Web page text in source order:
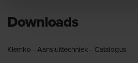
Downloads
Klemko - Aansluittechniek - Catalogus